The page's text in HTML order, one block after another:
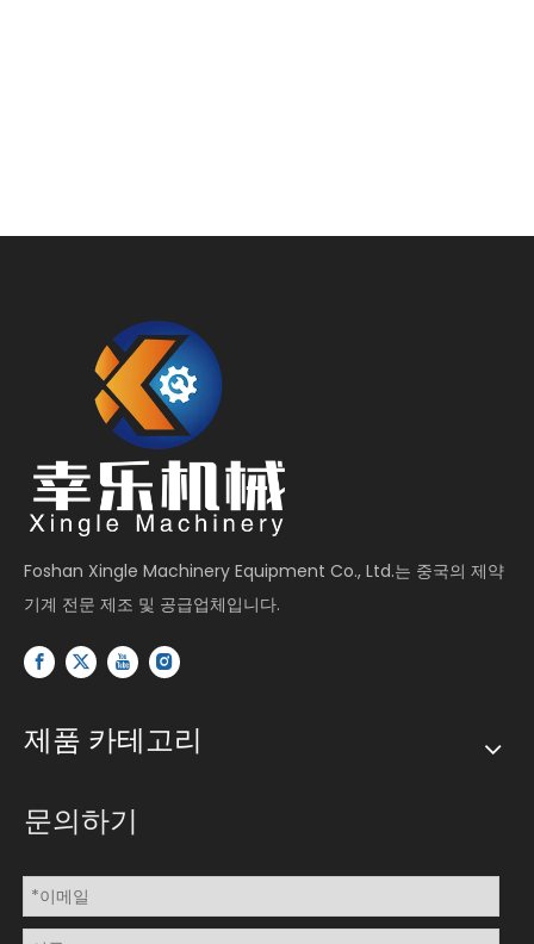
Foshan Xingle Machinery Equipment Co., Ltd.는 중국의 제약
기계 전문 제조 및 공급업체입니다.
제품 카테고리
문의하기